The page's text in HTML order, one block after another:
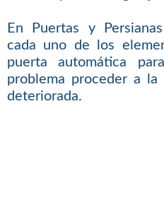
En Puertas y
cada uno de los
puerta automática
problema proceder a
deteriorada.